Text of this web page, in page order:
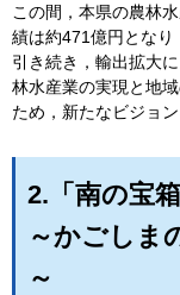
この間，本県の農林
績は約471億円となり
引き続き，輸出拡大
林水産業の実現と地
ため，新たなビジョン
2.「南の宝
～かごしま
～